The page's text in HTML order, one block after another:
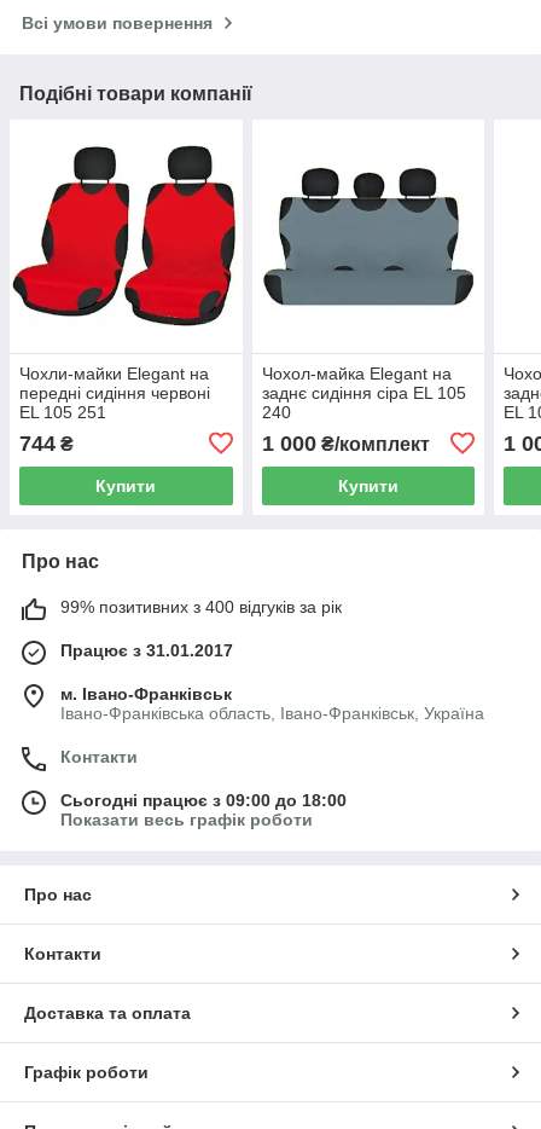
Всі умови повернення
Подібні товари компанії
Чохли-майки Elegant на
передні сидіння червоні
EL 105 251
744 ₴
Купити
Чохол-майка Elegant на
заднє сидіння сіра EL 105
240
1 000₴/комплект
Купити
EL
1
Про нас
99% позитивних з 400 відгуків за рік
Працює з 31.01.2017
м. Івано-Франківськ
Івано-Франківська область, Івано-Франківськ, Україна
Контакти
Сьогодні працює з 09:00 до 18:00
Показати весь графік роботи
Про нас
Контакти
Доставка та оплата
Графік роботи